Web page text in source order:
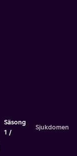
Säsong
1
Sjukdomen